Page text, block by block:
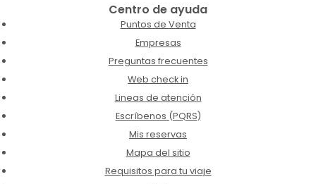
Centro de ayuda
Puntos de Venta
Empresas
Preguntas frecuentes
Web check in
Lineas de atención
Escríbenos (PQRS)
Mis reservas
Mapa del sitio
Requisitos para tu viaje